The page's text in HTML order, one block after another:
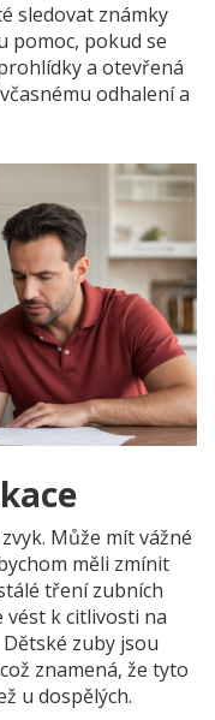
sledovat známky
pomoc, pokud se
a otevřená
odhalení a
Může mít vážné
měli zmínit
tření zubních
vést k citlivosti na
zuby jsou
znamená, že tyto
u dospělých.